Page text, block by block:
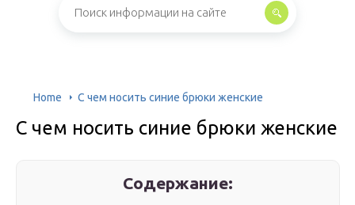
Home С чем носить синие брюки женские
С чем носить синие брюки женские
Содержание: